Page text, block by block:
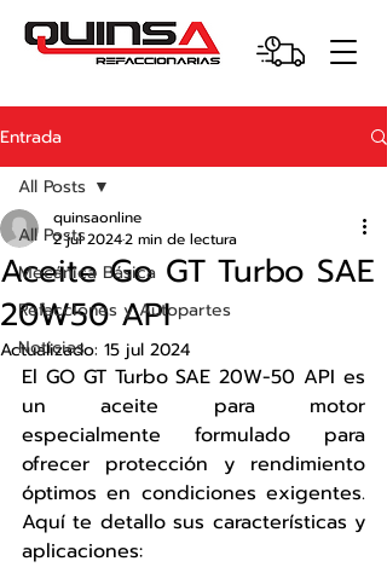
Entrada
All Posts
Mecánica Básica
Refacciones y Autopartes
Noticias
All Posts
Aceite Go GT Turbo SAE
20W50 API
quinsaonline
2 jul 20242 min de lectura
Actualizado: 15 jul 2024
El GO GT Turbo SAE 20W-50 API es
un aceite para motor
especialmente formulado para
ofrecer protección y rendimiento
óptimos en condiciones exigentes.
Aquí te detallo sus características y
aplicaciones: